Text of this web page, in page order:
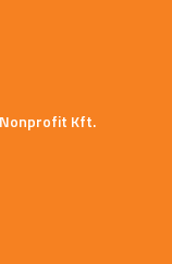
Nonprofit Kft.